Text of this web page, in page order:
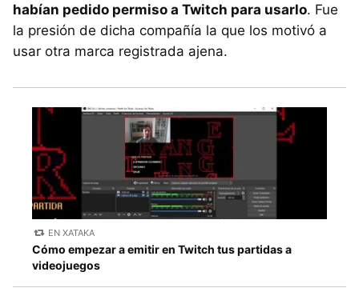
habían pedido permiso a Twitch para usarlo. Fue
la presión de dicha compañía la que los motivó a
usar otra marca registrada ajena.
EN XATAKA
Cómo empezar a emitir en Twitch tus partidas a
videojuegos